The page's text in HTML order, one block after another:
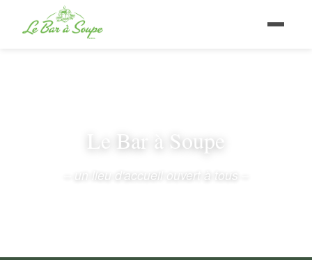
Le Bar à Soupe
– un lieu d'accueil ouvert à tous –